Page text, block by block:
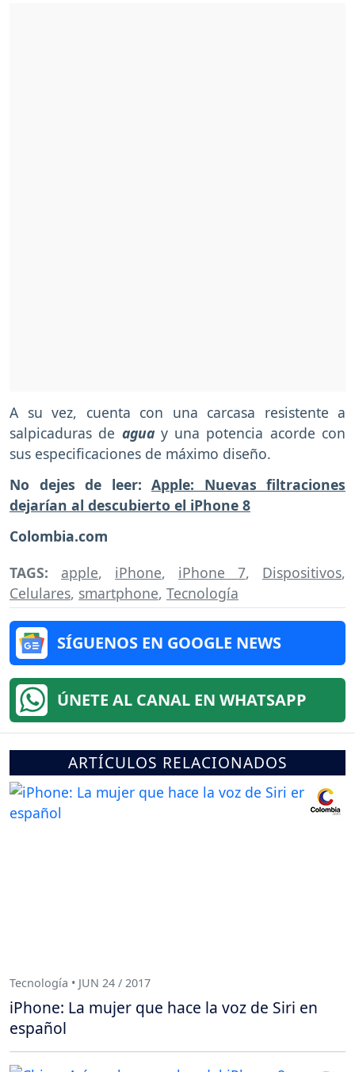
A su vez, cuenta con una carcasa resistente a
salpicaduras de aguay una potencia acorde con
sus especificaciones de máximo diseño.
No dejes de leer: Apple: Nuevas filtraciones
dejarían al descubierto el iPhone 8
Colombia.com
TAGS: apple, iPhone, iPhone 7, Dispositivos,
Celulares, smartphone, Tecnología
SÍGUENOS EN GOOGLE NEWS
ÚNETE AL CANAL EN WHATSAPP
ARTÍCULOS RELACIONADOS
Tecnología • JUN 24 / 2017
iPhone: La mujer que hace la voz de Siri en
español